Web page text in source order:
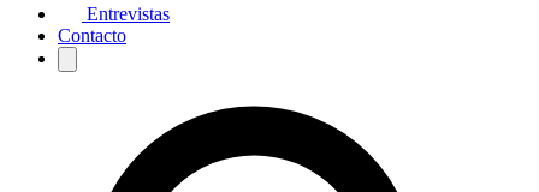
Entrevistas
Contacto